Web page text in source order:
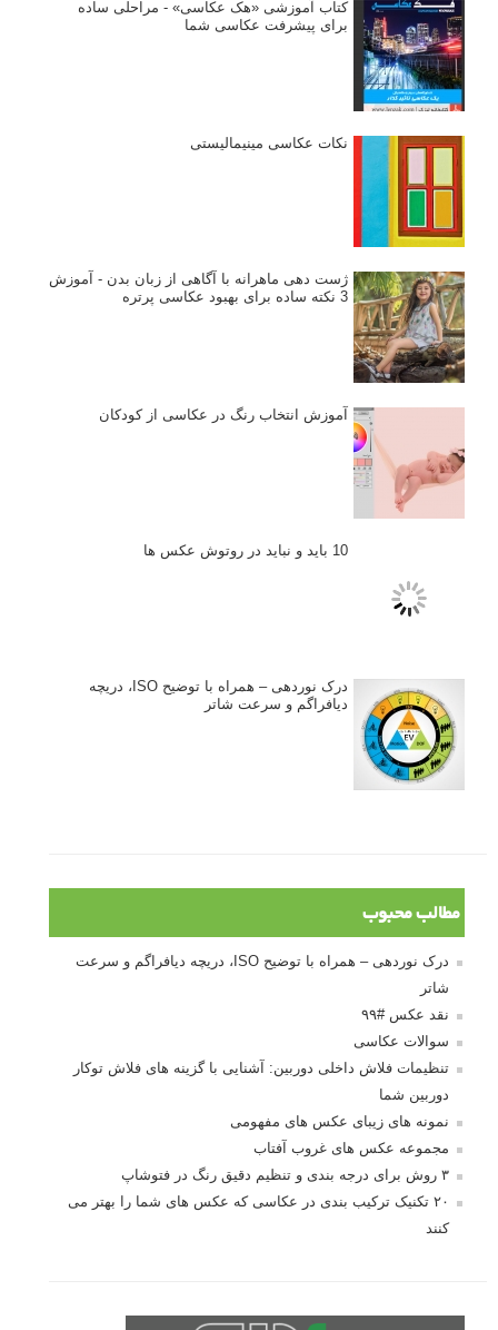
کتاب آموزشی «هک عکاسی» - مراحلی ساده
برای پیشرفت عکاسی شما
نکات عکاسی مینیمالیستی
ژست دهی ماهرانه با آگاهی از زبان بدن - آموزش
3 نکته ساده برای بهبود عکاسی پرتره
آموزش انتخاب رنگ در عکاسی از کودکان
10 باید و نباید در روتوش عکس ها
درک نوردهی – همراه با توضیح ISO، دریچه
دیافراگم و سرعت شاتر
مطالب محبوب
درک نوردهی – همراه با توضیح ISO، دریچه دیافراگم و سرعت
شاتر
نقد عکس #۹۹
سوالات عکاسی
تنظیمات فلاش داخلی دوربین: آشنایی با گزینه های فلاش توکار
دوربین شما
نمونه های زیبای عکس های مفهومی
مجموعه عکس های غروب آفتاب
۳ روش برای درجه بندی و تنظیم دقیق رنگ در فتوشاپ
۲۰ تکنیک ترکیب بندی در عکاسی که عکس های شما را بهتر می
کنند